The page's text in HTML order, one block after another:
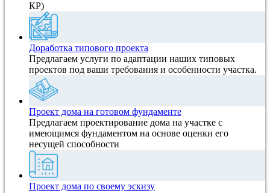
КР)
Доработка типового проекта
Предлагаем услуги по адаптации наших типовых
проектов под ваши требования и особенности участка.
Проект дома на готовом фундаменте
Предлагаем проектирование дома на участке с
имеющимся фундаментом на основе оценки его
несущей способности
Проект дома по своему эскизу